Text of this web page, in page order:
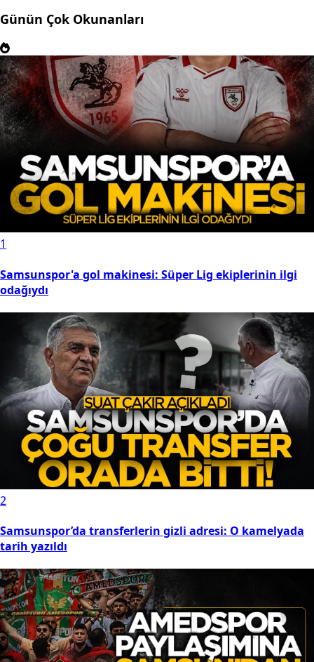
Günün Çok Okunanları
1
Samsunspor'a gol makinesi: Süper Lig ekiplerinin ilgi
odağıydı
2
Samsunspor’da transferlerin gizli adresi: O kamelyada
tarih yazıldı